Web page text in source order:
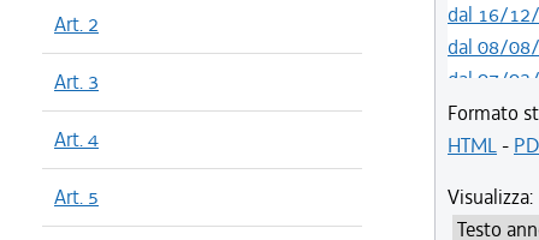
Art. 2
Art. 3
Art. 4
Art. 5
dal 16/
dal 08/
dal 07/
dal 23/
dal 01/
dal 20/
Formato
HTML-
Visualizza: